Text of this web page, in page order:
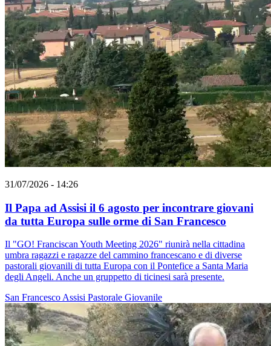
31/07/2026 - 14:26
Il Papa ad Assisi il 6 agosto per incontrare giovani
da tutta Europa sulle orme di San Francesco
Il "GO! Franciscan Youth Meeting 2026" riunirà nella cittadina
umbra ragazzi e ragazze del cammino francescano e di diverse
pastorali giovanili di tutta Europa con il Pontefice a Santa Maria
degli Angeli. Anche un gruppetto di ticinesi sarà presente.
San FrancescoAssisi Pastorale Giovanile